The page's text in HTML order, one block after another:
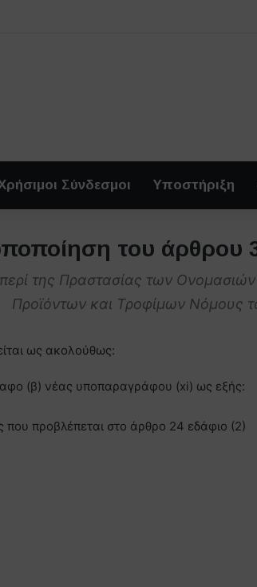
Σύνδεσμοι Υποστήριξη
του άρθρου
της Πραστασίας των
Προϊόντων και Τροφίμων Νόμους
ως ακολούθως:
(β) νέας υποπαραγράφου (xi) ως εξής:
που προβλέπεται στο άρθρο 24 εδάφιο (2)